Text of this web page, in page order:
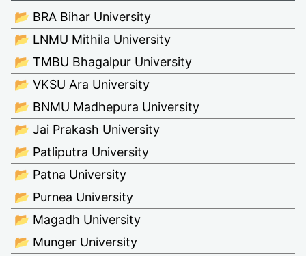
📂 BRA Bihar University
📂 LNMU Mithila University
📂 TMBU Bhagalpur University
📂 VKSU Ara University
📂 BNMU Madhepura University
📂 Jai Prakash University
📂 Patliputra University
📂 Patna University
📂 Purnea University
📂 Magadh University
📂 Munger University